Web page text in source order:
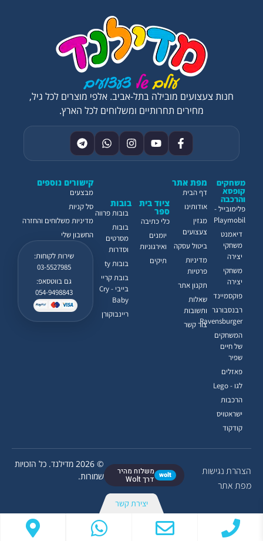
הצהרת נגישות
מפת אתר
wolt משלוח מהיר
דרך Wolt
© 2026 מדילנד. כל הזכויות
שמורות.
קישורים נוספים
מבצעים
סל קניות
מדיניות משלוחים והחזרה
החשבון שלי
שירות לקוחות:
03-5527985
גם בווטסאפ:
054-9498843
ציוד בית
ספר
כלי כתיבה
יומנים
ואירגוניות
תיקים
בובות
בובות פרווה
בובות
מסרטים
וסדרות
בובות ty
בובת קריי
בייבי - Cry
Baby
ריינבוקורן
משחקים
קופסא
והרכבה
פלימובייל -
Playmobil
דיאמנט
משחקי
יצירה
משחקי
יצירה
פוקסמיינד
רבנסבורגר
Ravensburger
המשחקים
של חיים
שפיר
פאזלים
לגו - Lego
הרכבות
ישראטויס
קודקוד
מפת אתר
דף הבית
אודותינו
מגזין
צעצועים
ביטול עסקה
מדיניות
פרטיות
תקנון אתר
שאלות
ותשובות
צור קשר
חנות צעצועים מובילה בתל-אביב. אלפי מוצרים לכל גיל,
מחירים תחרותיים ומשלוחים לכל הארץ.
יצירת קשר